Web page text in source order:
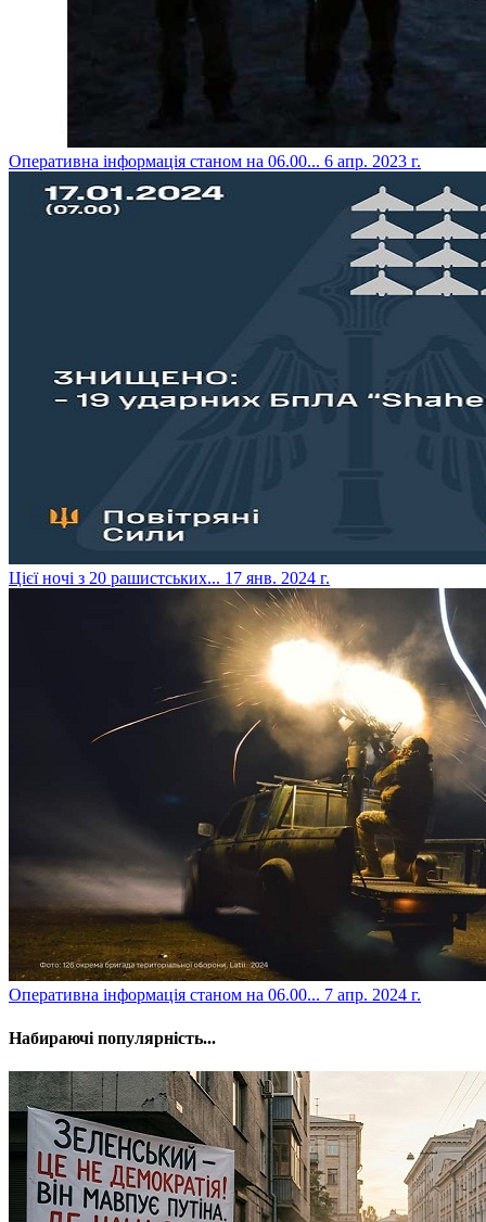
​Оперативна інформація станом на 06.00... 6 апр. 2023 г.
​Цієї ночі з 20 рашистських... 17 янв. 2024 г.
​Оперативна інформація станом на 06.00... 7 апр. 2024 г.
Набираючі популярність...